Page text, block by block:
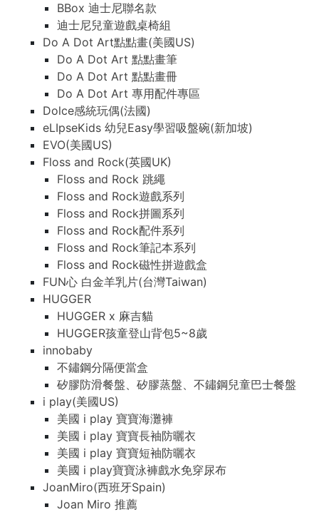
BBox 迪士尼聯名款
迪士尼兒童遊戲桌椅組
Do A Dot Art點點畫(美國US)
Do A Dot Art 點點畫筆
Do A Dot Art 點點畫冊
Do A Dot Art 專用配件專區
Dolce感統玩偶(法國)
eLIpseKids 幼兒Easy學習吸盤碗(新加坡)
EVO(美國US)
Floss and Rock(英國UK)
Floss and Rock 跳繩
Floss and Rock遊戲系列
Floss and Rock拼圖系列
Floss and Rock配件系列
Floss and Rock筆記本系列
Floss and Rock磁性拼遊戲盒
FUN心 白金羊乳片(台灣Taiwan)
HUGGER
HUGGER x 麻吉貓
HUGGER孩童登山背包5~8歲
innobaby
不鏽鋼分隔便當盒
矽膠防滑餐盤、矽膠蒸盤、不鏽鋼兒童巴士餐盤
i play(美國US)
美國 i play 寶寶海灘褲
美國 i play 寶寶長袖防曬衣
美國 i play 寶寶短袖防曬衣
美國 i play寶寶泳褲戲水免穿尿布
JoanMiro(西班牙Spain)
Joan Miro 推薦